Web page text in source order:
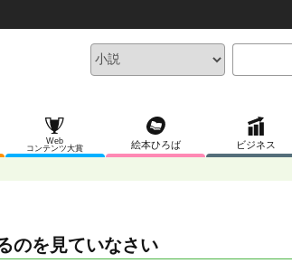
Web
コンテンツ大賞
絵本ひろば ビジネス
のを見ていなさい